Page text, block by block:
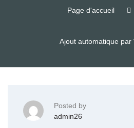
Page d'accueil
Ajout automatique par
Posted by
admin26